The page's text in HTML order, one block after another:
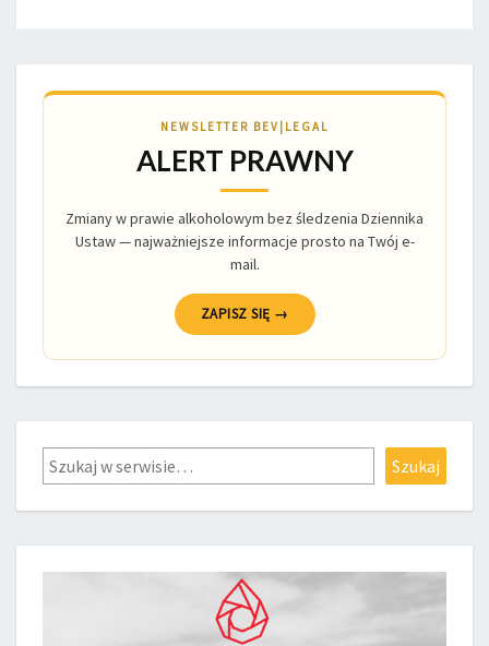
NEWSLETTER BEV|LEGAL
ALERT PRAWNY
Zmiany w prawie alkoholowym bez śledzenia Dziennika
Ustaw — najważniejsze informacje prosto na Twój e-
mail.
ZAPISZ SIĘ →
Szukaj Szukaj